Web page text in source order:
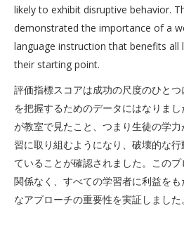
likely to exhibit disruptive behavior.
demonstrated the importance of a
language instruction that benefits all
their starting point.
評価指標スコアは成功の尺度のひと
を把握するためのデータにはなりま
が教室で見たこと、つまり生徒の学
習に取り組むようになり、破壊的な
ていることが確認されました。この
関係なく、すべての学習者に利益を
なアプローチの重要性を実証しました。